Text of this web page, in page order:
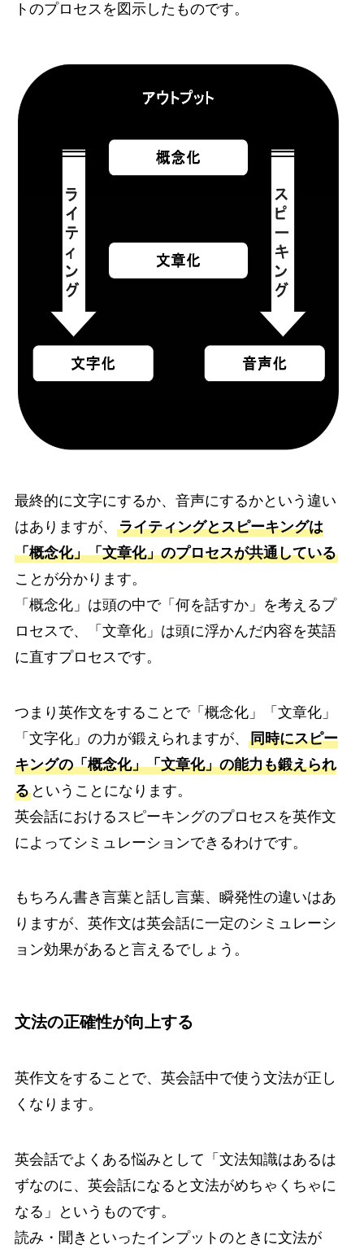
トのプロセスを図示したものです。
最終的に文字にするか、音声にするかという違い
はありますが、 ライティングとスピーキングは
「概念化」「文章化」のプロセスが共通している
ことが分かります。
「概念化」は頭の中で「何を話すか」を考えるプ
ロセスで、「文章化」は頭に浮かんだ内容を英語
に直すプロセスです。
つまり英作文をすることで「概念化」「文章化」
「文字化」の力が鍛えられますが、 同時にスピー
キングの「概念化」「文章化」の能力も鍛えられ
るということになります。
英会話におけるスピーキングのプロセスを英作文
によってシミュレーションできるわけです。
もちろん書き言葉と話し言葉、瞬発性の違いはあ
りますが、英作文は英会話に一定のシミュレーシ
ョン効果があると言えるでしょう。
文法の正確性が向上する
英作文をすることで、英会話中で使う文法が正し
くなります。
英会話でよくある悩みとして「文法知識はあるは
ずなのに、英会話になると文法がめちゃくちゃに
なる」というものです。
読み・聞きといったインプットのときに文法が